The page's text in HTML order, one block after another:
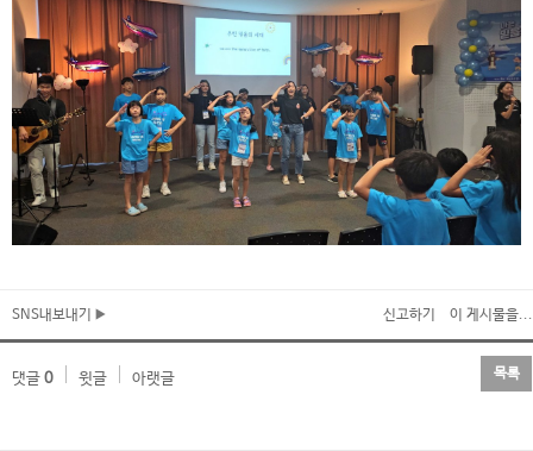
SNS내보내기 신고하기 이 게시물을...
댓글 0 윗글 아랫글 목록